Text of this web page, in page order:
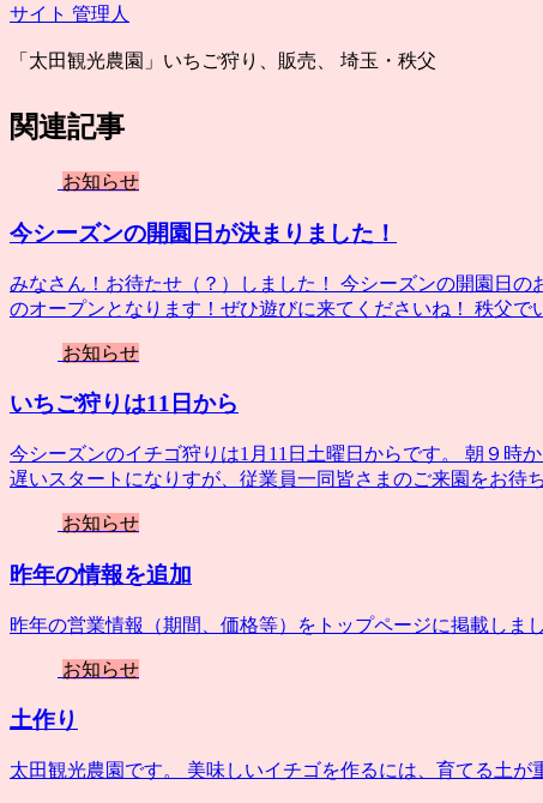
サイト 管理人
「太田観光農園」いちご狩り、販売、 埼玉・秩父
関連記事
お知らせ
今シーズンの開園日が決まりました！
みなさん！お待たせ（？）しました！ 今シーズンの開園日
のオープンとなります！ぜひ遊びに来てくださいね！ 秩父で
お知らせ
いちご狩りは11日から
今シーズンのイチゴ狩りは1月11日土曜日からです。 朝９時
遅いスタートになりすが、従業員一同皆さまのご来園をお待
お知らせ
昨年の情報を追加
昨年の営業情報（期間、価格等）をトップページに掲載しま
お知らせ
土作り
太田観光農園です。 美味しいイチゴを作るには、育てる土が